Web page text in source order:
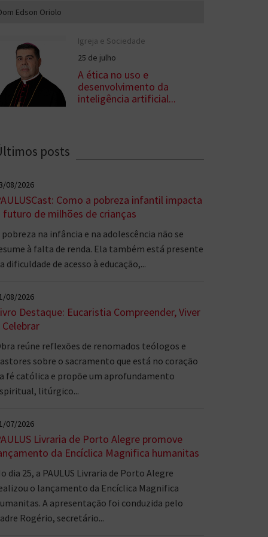
Edson Oriolo
Igreja e Sociedade
25 de julho
A ética no uso e
desenvolvimento da
inteligência artificial...
posts
08/2026
Como a pobreza infantil impacta
futuro de milhões de crianças
pobreza na infância e na adolescência não se
à falta de renda. Ela também está presente
dificuldade de acesso à educação,...
08/2026
Destaque: Eucaristia Compreender, Viver
Celebrar
reúne reflexões de renomados teólogos e
sobre o sacramento que está no coração
fé católica e propõe um aprofundamento
litúrgico...
07/2026
Livraria de Porto Alegre promove
da Encíclica Magnifica humanitas
dia 25, a PAULUS Livraria de Porto Alegre
o lançamento da Encíclica Magnifica
A apresentação foi conduzida pelo
Rogério, secretário...